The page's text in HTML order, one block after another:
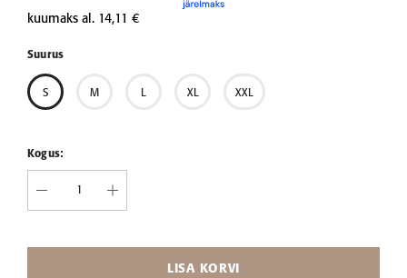
kuumaks al. 14,11 €
Suurus
S M L XL XXL
Kogus:
LISA KORVI